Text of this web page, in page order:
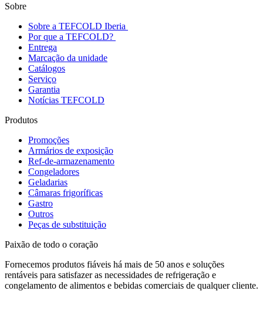
Sobre
Sobre a TEFCOLD Iberia
Por que a TEFCOLD?
Entrega
Marcação da unidade
Catálogos
Serviço
Garantia
Notícias TEFCOLD
Produtos
Promoções
Armários de exposição
Ref-de-armazenamento
Congeladores
Geladarias
Câmaras frigoríficas
Gastro
Outros
Peças de substituição
Paixão de todo o coração
Fornecemos produtos fiáveis há mais de 50 anos e soluções
rentáveis para satisfazer as necessidades de refrigeração e
congelamento de alimentos e bebidas comerciais de qualquer cliente.